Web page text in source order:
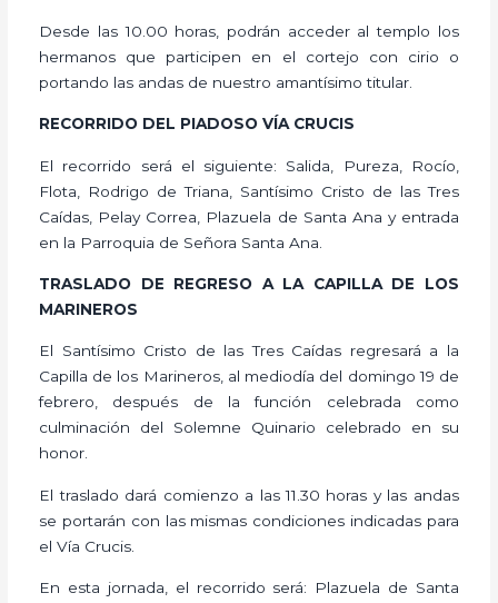
Desde las 10.00 horas, podrán acceder al templo los
hermanos que participen en el cortejo con cirio o
portando las andas de nuestro amantísimo titular.
RECORRIDO DEL PIADOSO VÍA CRUCIS
El recorrido será el siguiente: Salida, Pureza, Rocío,
Flota, Rodrigo de Triana, Santísimo Cristo de las Tres
Caídas, Pelay Correa, Plazuela de Santa Ana y entrada
en la Parroquia de Señora Santa Ana.
TRASLADO DE REGRESO A LA CAPILLA DE LOS
MARINEROS
El Santísimo Cristo de las Tres Caídas regresará a la
Capilla de los Marineros, al mediodía del domingo 19 de
febrero, después de la función celebrada como
culminación del Solemne Quinario celebrado en su
honor.
El traslado dará comienzo a las 11.30 horas y las andas
se portarán con las mismas condiciones indicadas para
el Vía Crucis.
En esta jornada, el recorrido será: Plazuela de Santa